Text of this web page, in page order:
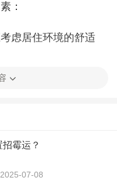
：
虑居住环境的舒适
等级、消防设施等，
霉运？
2025-07-08